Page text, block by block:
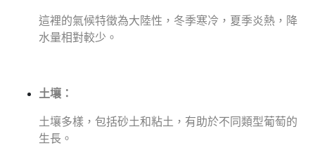
這裡的氣候特徵為大陸性，冬季寒冷，夏季炎熱，降
水量相對較少。
土壤：
土壤多樣，包括砂土和粘土，有助於不同類型葡萄的
生長。